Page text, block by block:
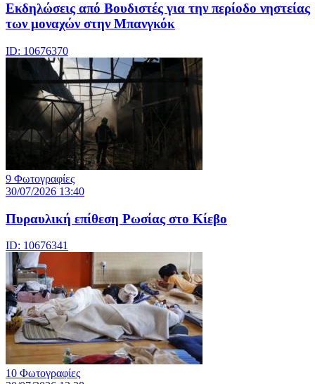
Εκδηλώσεις από Βουδιστές για την περίοδο νηστείας
των μοναχών στην Μπανγκόκ
ID: 10676370
9 Φωτογραφίες
30/07/2026 13:40
Πυραυλική επίθεση Ρωσίας στο Κίεβο
ID: 10676341
10 Φωτογραφίες